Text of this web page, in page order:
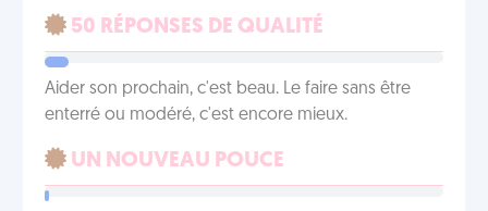
50 RÉPONSES DE QUALITÉ
Aider son prochain, c'est beau. Le faire sans être
enterré ou modéré, c'est encore mieux.
UN NOUVEAU POUCE